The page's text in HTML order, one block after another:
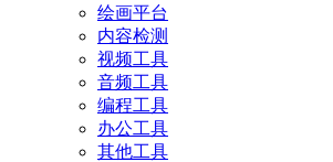
绘画平台
内容检测
视频工具
音频工具
编程工具
办公工具
其他工具